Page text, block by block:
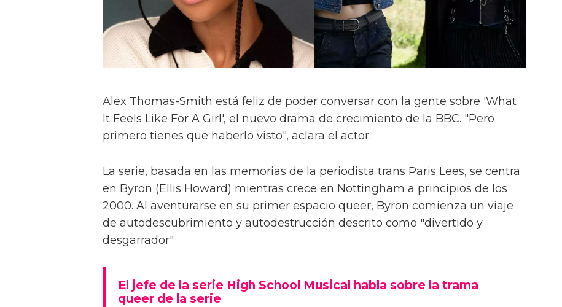
Alex Thomas-Smith está feliz de poder conversar con la gente sobre 'What
It Feels Like For A Girl', el nuevo drama de crecimiento de la BBC. "Pero
primero tienes que haberlo visto", aclara el actor.
La serie, basada en las memorias de la periodista trans Paris Lees, se centra
en Byron (Ellis Howard) mientras crece en Nottingham a principios de los
2000. Al aventurarse en su primer espacio queer, Byron comienza un viaje
de autodescubrimiento y autodestrucción descrito como "divertido y
desgarrador".
El jefe de la serie High School Musical habla sobre la trama
queer de la serie